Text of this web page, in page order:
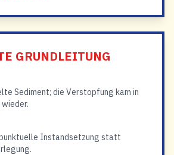
GRUNDLEITUNG
Sediment; die Verstopfung kam in
Instandsetzung statt